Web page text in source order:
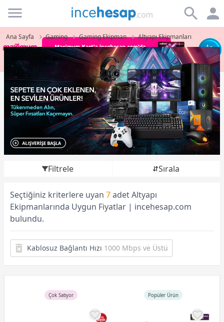
Incehesap
Ana Sayfa Gaming Gaming Ekipman Altyapı Ekipmanları
Filtrele Sırala
Seçtiğiniz kriterlere uyan 7adet Altyapı
Ekipmanlarında Uygun Fiyatlar | incehesap.com
bulundu.
Kablosuz Bağlantı Hızı 1000 Mbps ve Üstü
Çok Satıyor Popüler Ürün